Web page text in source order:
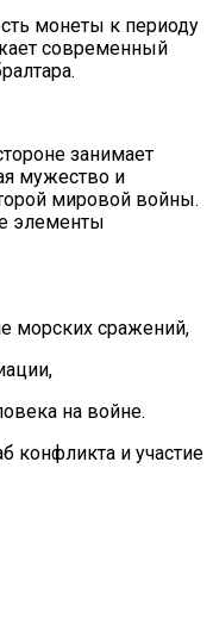
монеты к периоду
современный
занимает
мужество и
мировой войны.
элементы
морских сражений,
на войне.
конфликта и участие